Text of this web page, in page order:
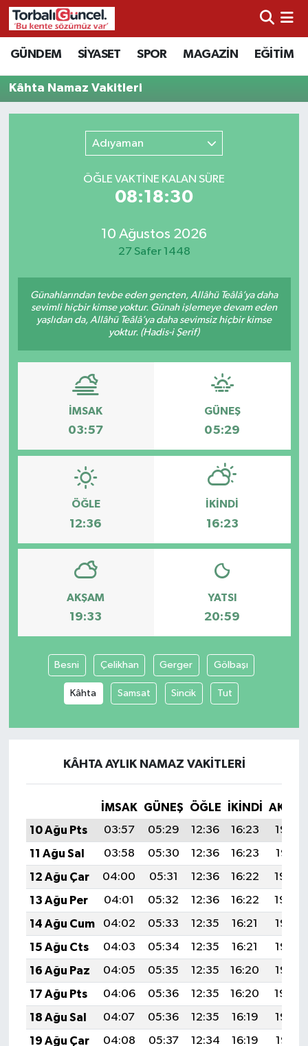
GÜNDEM SİYASET SPOR MAGAZİN EĞİTİM
Kâhta Namaz Vakitleri
Adıyaman
ÖĞLE VAKTİNE KALAN SÜRE
08:18:30
10 Ağustos 2026
27 Safer 1448
Günahlarından tevbe eden gençten, Allâhü Teâlâ’ya daha
sevimli hiçbir kimse yoktur. Günah işlemeye devam eden
yaşlıdan da, Allâhü Teâlâ’ya daha sevimsiz hiçbir kimse
yoktur. (Hadis-i Şerif)
İMSAK
03:57
GÜNEŞ
05:29
ÖĞLE
12:36
İKINDI
16:23
AKŞAM
19:33
YATSI
20:59
Besni Çelikhan Gerger Gölbaşı
Kâhta Samsat Sincik Tut
KÂHTA AYLIK NAMAZ VAKITLERI
İMSAK GÜNEŞ ÖĞLE İKINDI
10 Ağu Pts
03:57 05:29 12:36 16:23
19:33
11 Ağu Sal
03:58 05:30 12:36 16:23
19:31
12 Ağu Çar
04:00 05:31 12:36 16:22
19:30
13 Ağu Per
04:01 05:32 12:36 16:22
19:29
14 Ağu Cum
04:02 05:33 12:35 16:21
19:28
15 Ağu Cts
04:03 05:34 12:35 16:21
19:27
16 Ağu Paz
04:05 05:35 12:35 16:20
19:25
17 Ağu Pts
04:06 05:36 12:35 16:20
19:24
18 Ağu Sal
04:07 05:36 12:35 16:19
19:23
19 Ağu Çar
04:08 05:37 12:34 16:19
19:21
İzmir Nöbetçi Eczaneler
İzmir Hava Durumu
İzmir Trafik Yoğunluk Haritası
Süper Lig Puan Durumu ve Fikstür
Tüm Manşetler
Haber Arşivi